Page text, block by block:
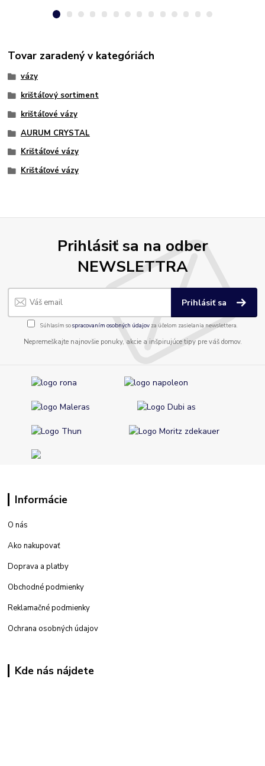
Tovar zaradený v kategóriách
vázy
krištáľový sortiment
krištáľové vázy
AURUM CRYSTAL
Krištáľové vázy
Krištáľové vázy
Prihlásiť sa na odber
NEWSLETTRA
Prihlásiť sa
Súhlasím sospracovaním osobných údajov za účelom zasielania newslettera.
Nepremeškajte najnovšie ponuky, akcie a inšpirujúce tipy pre váš domov.
Informácie
O nás
Ako nakupovať
Doprava a platby
Obchodné podmienky
Reklamačné podmienky
Ochrana osobných údajov
Kde nás nájdete